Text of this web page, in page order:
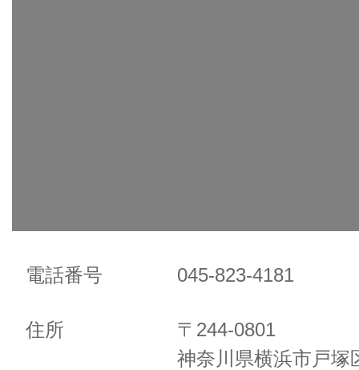
電話番号 045-823-4181
住所
〒244-0801
神奈川県横浜市戸塚